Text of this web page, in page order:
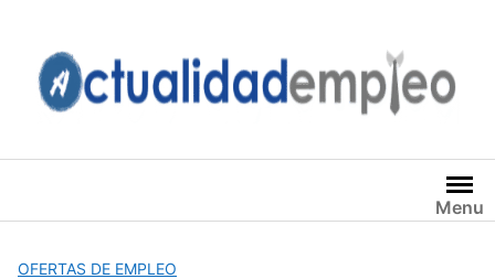
contenido
Menu
OFERTAS DE EMPLEO